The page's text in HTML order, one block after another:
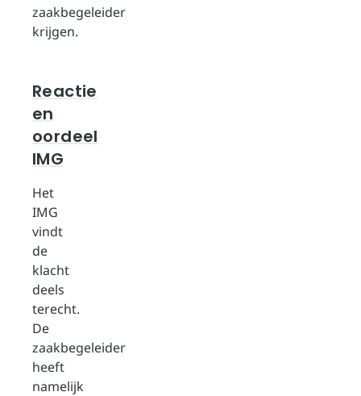
zaakbegeleider
krijgen.
Reactie
en
oordeel
IMG
Het
IMG
vindt
de
klacht
deels
terecht.
De
zaakbegeleider
heeft
namelijk